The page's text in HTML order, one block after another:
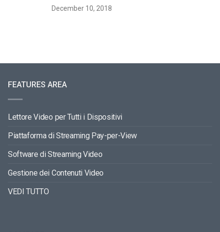
December 10, 2018
FEATURES AREA
Lettore Video per Tutti i Dispositivi
Piattaforma di Streaming Pay-per-View
Software di Streaming Video
Gestione dei Contenuti Video
VEDI TUTTO